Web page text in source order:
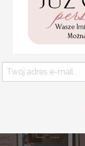
dla Mamy,
z
wyjątkowy
podziękowanie
Mama )
PLN